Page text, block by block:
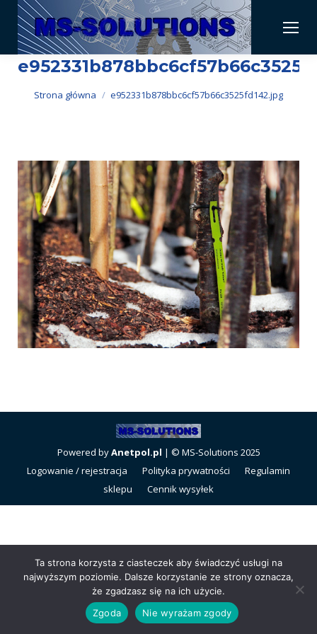
Jesteś tutaj:
Strona główna e952331b878bbc6cf57b66c3525fd142.jpg
Powered byAnetpol.pl | © MS-Solutions 2025
Logowanie / rejestracja
Polityka prywatności
Regulamin
sklepu
Cennik wysyłek
Ta strona korzysta z ciasteczek aby świadczyć usługi na
najwyższym poziomie. Dalsze korzystanie ze strony oznacza,
że zgadzasz się na ich użycie.
Zgoda
Nie wyrażam zgody